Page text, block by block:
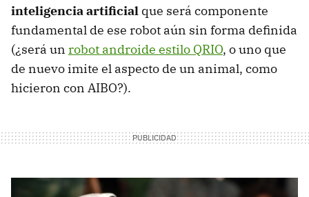
inteligencia artificial que será componente
fundamental de ese robot aún sin forma definida
(¿será un robot androide estilo QRIO, o uno que
de nuevo imite el aspecto de un animal, como
hicieron con AIBO?).